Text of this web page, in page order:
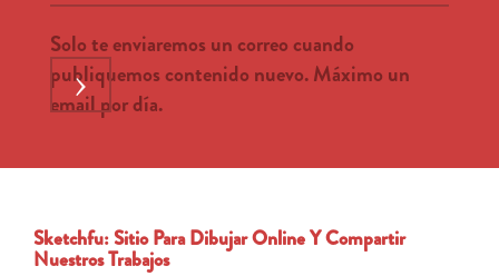
Solo te enviaremos un correo cuando
publiquemos contenido nuevo. Máximo un
email por día.
›
Sketchfu: Sitio Para Dibujar Online Y Compartir
Nuestros Trabajos